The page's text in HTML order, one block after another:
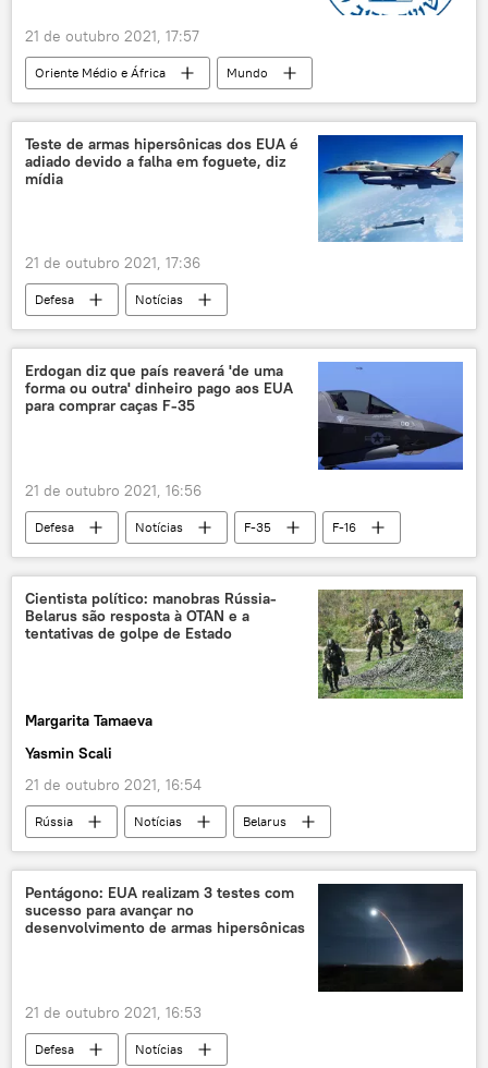
21 de outubro 2021, 17:57
Oriente Médio e África
Mundo
Notícias
Al Sabah
Mossad
Anadolu
Bitcoin
Israel
Turquia
Teste de armas hipersônicas dos EUA é
adiado devido a falha em foguete, diz
mídia
21 de outubro 2021, 17:36
Defesa
Notícias
armas hipersônicas
Marinha dos EUA
míssil hipersônico
tecnologias hipersônicas
velocidade hipersônica
China
teste
Erdogan diz que país reaverá 'de uma
forma ou outra' dinheiro pago aos EUA
para comprar caças F-35
21 de outubro 2021, 16:56
Defesa Notícias F-35
F-16
Lockheed Martin
Anadolu
Joe Biden
Roma
Itália
S-400
EUA Turquia
Cientista político: manobras Rússia-
Belarus são resposta à OTAN e a
tentativas de golpe de Estado
Margarita Tamaeva
Yasmin Scali
21 de outubro 2021, 16:54
Rússia Notícias
Belarus
integração
zapad
exercícios militares
Pentágono: EUA realizam 3 testes com
sucesso para avançar no
desenvolvimento de armas hipersônicas
21 de outubro 2021, 16:53
Defesa Notícias